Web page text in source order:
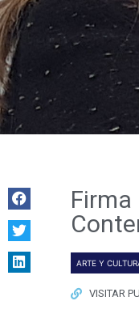
ARTE Y
VISITAR